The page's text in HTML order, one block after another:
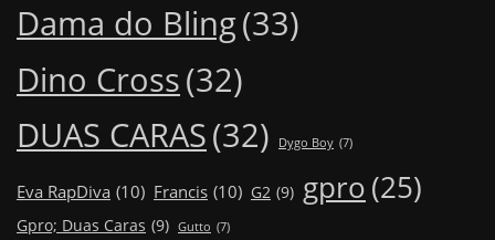
Dama do Bling(33)
Dino Cross(32)
DUAS CARAS(32) Dygo Boy (7)
Eva RapDiva (10) Francis (10) G2 (9) gpro(25)
Gpro; Duas Caras (9) Gutto (7)